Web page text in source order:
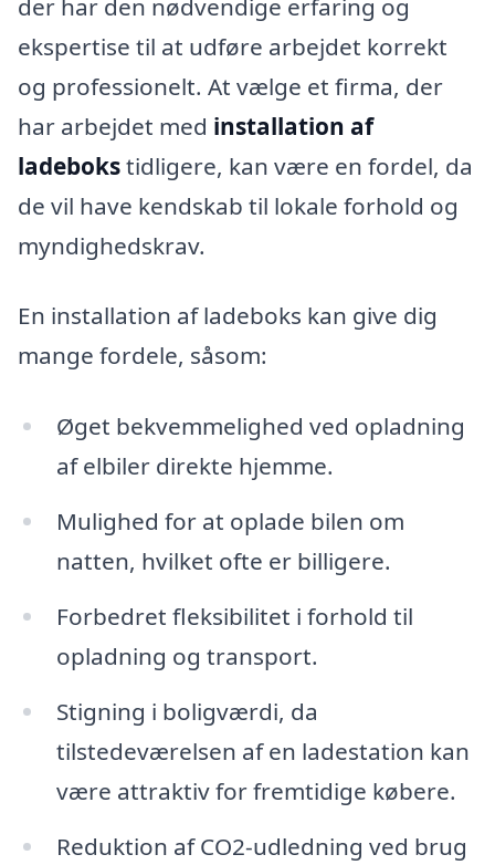
der har den nødvendige erfaring og
ekspertise til at udføre arbejdet korrekt
og professionelt. At vælge et firma, der
har arbejdet med installation af
ladebokstidligere, kan være en fordel, da
de vil have kendskab til lokale forhold og
myndighedskrav.
En installation af ladeboks kan give dig
mange fordele, såsom:
Øget bekvemmelighed ved opladning
af elbiler direkte hjemme.
Mulighed for at oplade bilen om
natten, hvilket ofte er billigere.
Forbedret fleksibilitet i forhold til
opladning og transport.
Stigning i boligværdi, da
tilstedeværelsen af en ladestation kan
være attraktiv for fremtidige købere.
Reduktion af CO2-udledning ved brug